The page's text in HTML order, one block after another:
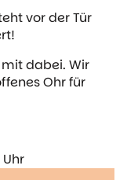
vor der Tür
dabei. Wir
Ohr für